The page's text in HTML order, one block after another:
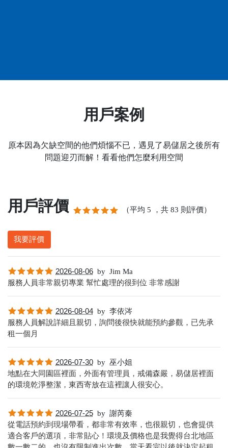
用戶案例
原本因為欠缺空間的他們煩惱不已，遇見了易儲居之後所有
問題迎刃而解！看看他們怎麼利用空間
用戶評價 （平均 5 ，共 83 則評價）
我要評價
2026-08-06 by Jim Ma
服務人員非常親切專業 幫忙處理的很到位 非常感謝
2026-08-04 by 李依涔
服務人員解說詳細且親切，詢問後很快就能預約參觀，已先承
租一個月
2026-07-30 by 巫小姐
地點在大同園區裡面，外面有管理員，戒備森嚴，易儲居裡面
的環境乾淨整潔，東西寄放在這裡讓人很安心。
2026-07-25 by 謝芮秦
從電話預約到現場帶看，都非常有效率，也很親切，也會提供
適合客戶的選項，非常貼心！環境及價格也是我覺得台北地區